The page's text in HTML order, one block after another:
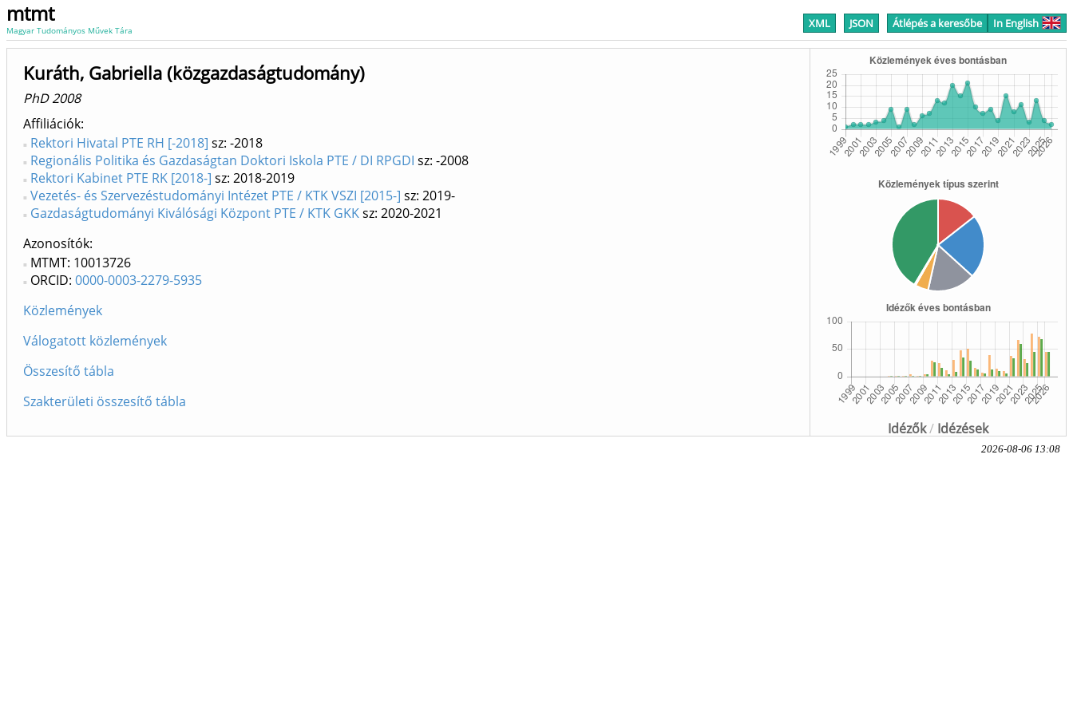
mtmt
Magyar Tudományos Művek Tára XML JSON Átlépés a keresőbe In English
Idézők/ Idézések
Kuráth, Gabriella (közgazdaságtudomány)
PhD 2008
Affiliációk
Rektori Hivatal PTE RH [-2018] sz: -2018
Regionális Politika és Gazdaságtan Doktori Iskola PTE / DI RPGDI sz: -2008
Rektori Kabinet PTE RK [2018-] sz: 2018-2019
Vezetés- és Szervezéstudományi Intézet PTE / KTK VSZI [2015-] sz: 2019-
Gazdaságtudományi Kiválósági Központ PTE / KTK GKKsz: 2020-2021
Azonosítók
MTMT: 10013726
ORCID: 0000-0003-2279-5935
Közlemények
Válogatott közlemények
Összesítő tábla
Szakterületi összesítő tábla
2026-08-06 13:08